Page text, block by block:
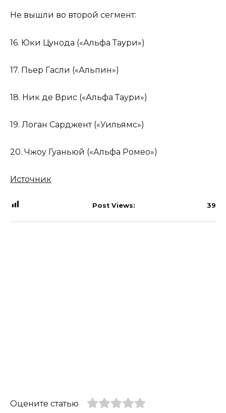
Не вышли во второй сегмент:
16. Юки Цунода («Альфа Таури»)
17. Пьер Гасли («Альпин»)
18. Ник де Врис («Альфа Таури»)
19. Логан Сарджент («Уильямс»)
20. Чжоу Гуаньюй («Альфа Ромео»)
Источник
Post Views: 39
Оцените статью